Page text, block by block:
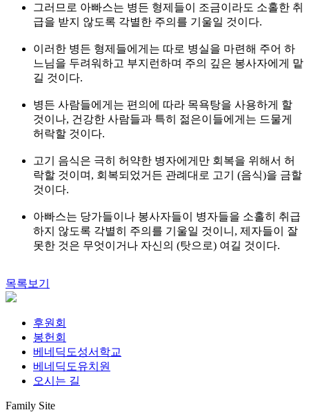
그러므로 아빠스는 병든 형제들이 조금이라도 소홀한 취
급을 받지 않도록 각별한 주의를 기울일 것이다.
이러한 병든 형제들에게는 따로 병실을 마련해 주어 하
느님을 두려워하고 부지런하며 주의 깊은 봉사자에게 맡
길 것이다.
병든 사람들에게는 편의에 따라 목욕탕을 사용하게 할
것이나, 건강한 사람들과 특히 젊은이들에게는 드물게
허락할 것이다.
고기 음식은 극히 허약한 병자에게만 회복을 위해서 허
락할 것이며, 회복되었거든 관례대로 고기 (음식)을 금할
것이다.
아빠스는 당가들이나 봉사자들이 병자들을 소홀히 취급
하지 않도록 각별히 주의를 기울일 것이니, 제자들이 잘
못한 것은 무엇이거나 자신의 (탓으로) 여길 것이다.
목록보기
후원회
봉헌회
베네딕도성서학교
베네딕도유치원
오시는 길
Family Site